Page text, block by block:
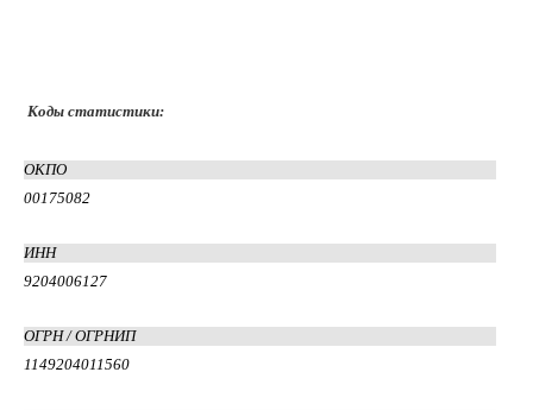
Коды статистики:
ОКПО
00175082
ИНН
9204006127
ОГРН / ОГРНИП
1149204011560